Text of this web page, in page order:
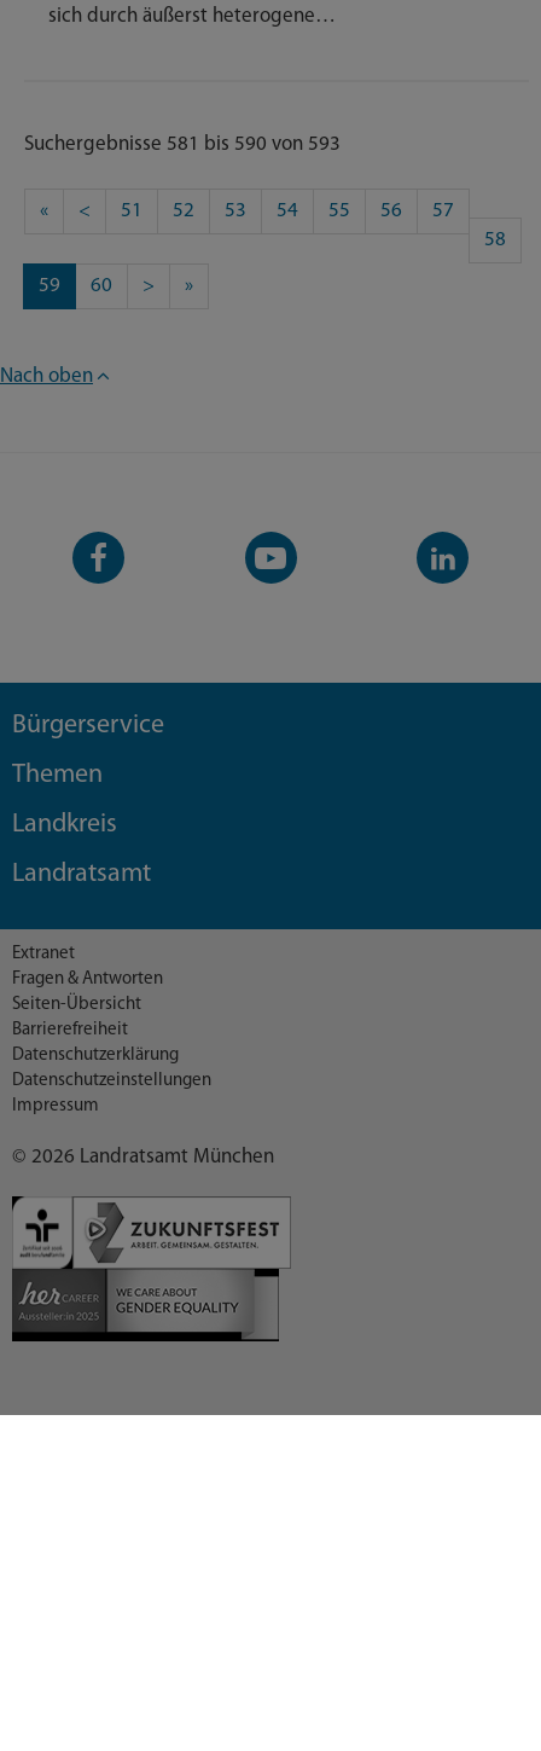
sich durch äußerst heterogene…
Suchergebnisse 581 bis 590 von 593
« < 51 52 53 54 55 56
57
58
59 60 > »
Nach oben
Facebook-
Seite
YouTube-
Kanal
LinkedIn-
Kanal
Bürgerservice
Themen
Landkreis
Landratsamt
© 2026 Landratsamt München
Extranet
Fragen & Antworten
Seiten-Übersicht
Barrierefreiheit
Datenschutzerklärung
Datenschutzeinstellungen
Impressum